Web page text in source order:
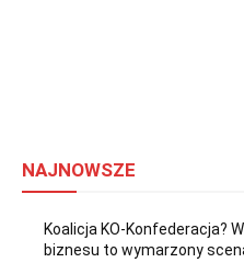
NAJNOWSZE
Koalicja KO-Konfederacja?
biznesu to wymarzony